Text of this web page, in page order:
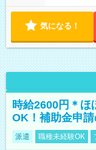
気になる！
時給2600円＊ほ
OK！補助金申
派遣 職種未経験OK